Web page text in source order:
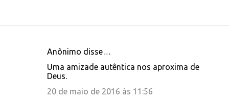
Anônimo disse…
Uma amizade autêntica nos aproxima de
Deus.
20 de maio de 2016 às 11:56